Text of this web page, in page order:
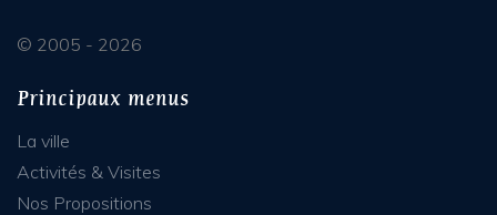
© 2005 - 2026
Principaux menus
La ville
Activités & Visites
Nos Propositions